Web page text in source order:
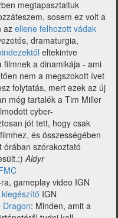
megtapasztaltuk
sosem ez volt a
az ellene felhozott vádak
dramaturgia,
eltekintve
filmnek a dinamikája - ami
nem a megszokott ívet
folytatás, mert ezek az új
még tartalék a Tim Miller
cyber-
jót tett, hogy csak
és összességében
órában szórakoztató
Aldyr
gameplay video IGN
IGN
Dragon: Minden, amit a